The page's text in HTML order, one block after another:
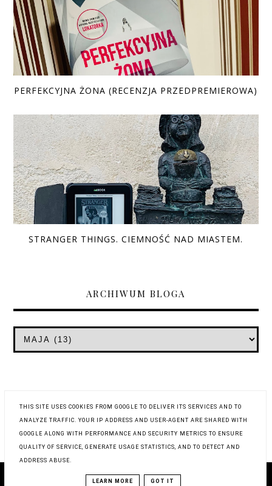
PERFEKCYJNA ŻONA (RECENZJA PRZEDPREMIEROWA)
STRANGER THINGS. CIEMNOŚĆ NAD MIASTEM.
ARCHIWUM BLOGA
BLOG DESIGN: KAROGRAFIA.PL
THIS SITE USES COOKIES FROM GOOGLE TO DELIVER ITS SERVICES AND TO
ANALYZE TRAFFIC. YOUR IP ADDRESS AND USER-AGENT ARE SHARED WITH
GOOGLE ALONG WITH PERFORMANCE AND SECURITY METRICS TO ENSURE
QUALITY OF SERVICE, GENERATE USAGE STATISTICS, AND TO DETECT AND
ADDRESS ABUSE.
LEARN MORE GOT IT